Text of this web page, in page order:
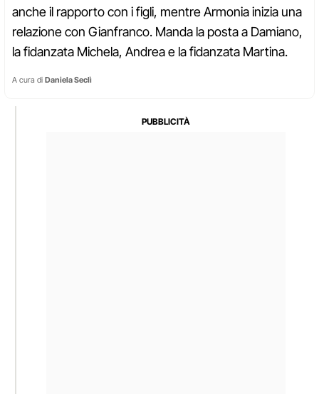
anche il rapporto con i figli, mentre Armonia inizia una
relazione con Gianfranco. Manda la posta a Damiano,
la fidanzata Michela, Andrea e la fidanzata Martina.
A cura di Daniela Seclì